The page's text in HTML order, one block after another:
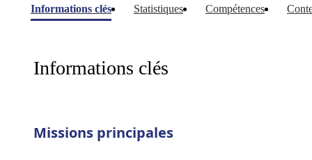
Informations clés Statistiques Compétences
Informations clés
Missions principales